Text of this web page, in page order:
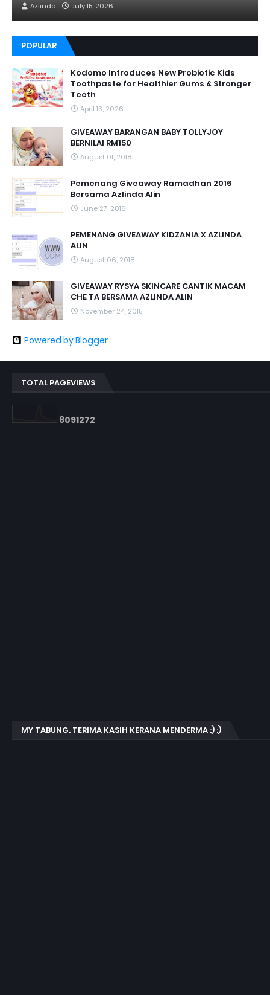
Azlinda July 15, 2026
POPULAR
Kodomo Introduces New Probiotic Kids
Toothpaste for Healthier Gums & Stronger
Teeth
April 13, 2026
GIVEAWAY BARANGAN BABY TOLLYJOY
BERNILAI RM150
August 01, 2018
Pemenang Giveaway Ramadhan 2016
Bersama Azlinda Alin
June 27, 2016
PEMENANG GIVEAWAY KIDZANIA X AZLINDA
ALIN
August 06, 2018
GIVEAWAY RYSYA SKINCARE CANTIK MACAM
CHE TA BERSAMA AZLINDA ALIN
November 24, 2015
Powered by Blogger
TOTAL PAGEVIEWS
8091272
MY TABUNG. TERIMA KASIH KERANA MENDERMA :) :)